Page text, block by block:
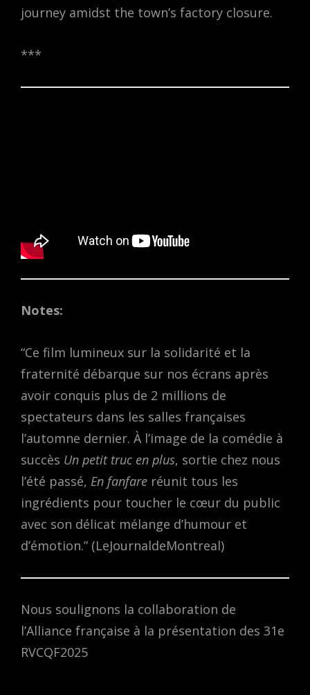
journey amidst the town’s factory closure.
***
Notes:
“Ce film lumineux sur la solidarité et la
fraternité débarque sur nos écrans après
avoir conquis plus de 2 millions de
spectateurs dans les salles françaises
l’automne dernier. À l’image de la comédie à
succès Un petit truc en plus, sortie chez nous
l’été passé, En fanfare réunit tous les
ingrédients pour toucher le cœur du public
avec son délicat mélange d’humour et
d’émotion.” (LeJournaldeMontreal)
Nous soulignons la collaboration de
l’Alliance française à la présentation des 31e
RVCQF2025